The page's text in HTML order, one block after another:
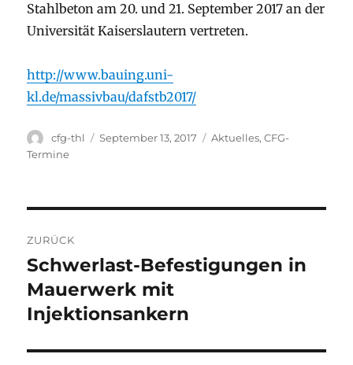
Stahlbeton am 20. und 21. September 2017 an der
Universität Kaiserslautern vertreten.
http://www.bauing.uni-
kl.de/massivbau/dafstb2017/
Autor
cfg-thl
Veröffentlicht
September 13, 2017 Kategorien
Aktuelles,CFG-
Termine
ZURÜCK
Vorheriger
Beitrag:
Schwerlast-Befestigungen in
Mauerwerk mit
Injektionsankern